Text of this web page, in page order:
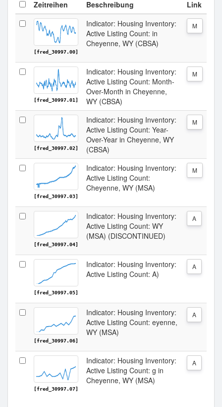
Zeitreihen Beschreibung Link
[fred_30997.00]
Indicator: Housing Inventory:
Active Listing Count: in
Cheyenne, WY (CBSA)
M
[fred_30997.01]
Indicator: Housing Inventory:
Active Listing Count: Month-
Over-Month in Cheyenne,
WY (CBSA)
M
[fred_30997.02]
Indicator: Housing Inventory:
Active Listing Count: Year-
Over-Year in Cheyenne, WY
(CBSA)
M
[fred_30997.03]
Indicator: Housing Inventory:
Active Listing Count:
Cheyenne, WY (MSA)
M
[fred_30997.04]
Indicator: Housing Inventory:
Active Listing Count: WY
(MSA) (DISCONTINUED)
A
[fred_30997.05]
Indicator: Housing Inventory:
Active Listing Count: A)
A
[fred_30997.06]
Indicator: Housing Inventory:
Active Listing Count: eyenne,
WY (MSA)
A
[fred_30997.07]
Indicator: Housing Inventory:
Active Listing Count: g in
Cheyenne, WY (MSA)
A